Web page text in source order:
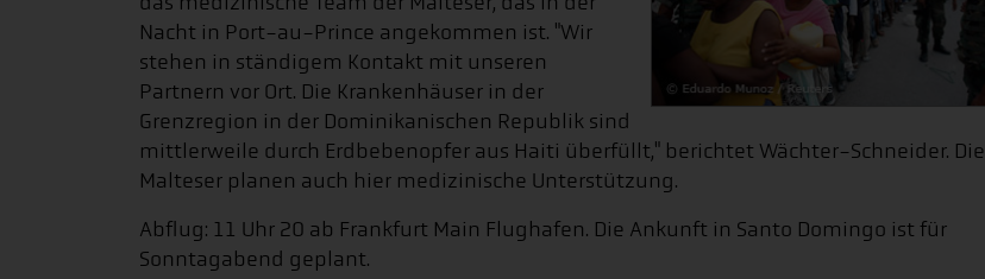
Nacht in Port-au-Prince angekommen ist. "Wir
stehen in ständigem Kontakt mit unseren
Partnern vor Ort. Die Krankenhäuser in der
Grenzregion in der Dominikanischen Republik sind
mittlerweile durch Erdbebenopfer aus Haiti überfüllt," berichtet Wächter-Schneider. Die
Malteser planen auch hier medizinische Unterstützung.
Abflug: 11 Uhr 20 ab Frankfurt Main Flughafen. Die Ankunft in Santo Domingo ist für
Sonntagabend geplant.